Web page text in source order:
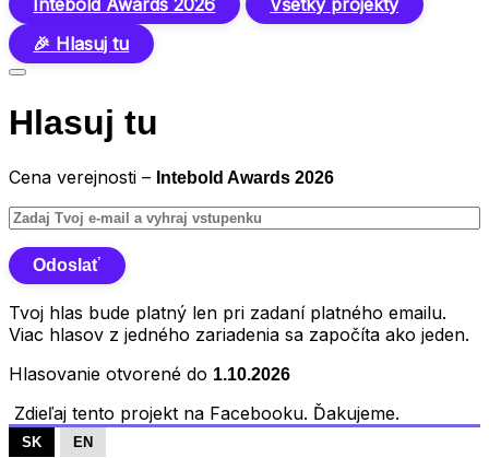
Intebold Awards 2026
Všetky projekty
🎉 Hlasuj tu
Hlasuj tu
Cena verejnosti – Intebold Awards 2026
Tvoj hlas bude platný len pri zadaní platného emailu.
Viac hlasov z jedného zariadenia sa započíta ako jeden.
Hlasovanie otvorené do 1.10.2026
Zdieľaj tento projekt na Facebooku. Ďakujeme.
SK EN